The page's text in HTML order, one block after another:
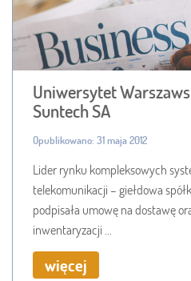
Uniwersytet
Suntech SA
Opublikowano: 31 maja 2012
Lider rynku kompleksowych
telekomunikacji – giełdowa
podpisała umowę na dostawę
inwentaryzacji ...
więcej